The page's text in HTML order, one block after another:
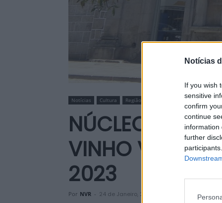
Notícias
If you wish
sensitive
confirm
continue
information
further
Notícias Cultura Região
NÚCLEO
VINHO VOLTA A
2023
Por NVR - 24 de Janeiro, 2024